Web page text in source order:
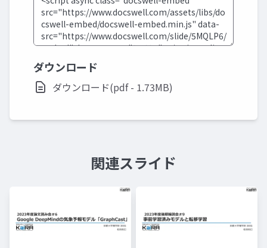
ダウンロード
ダウンロード(pdf - 1.73MB)
関連スライド